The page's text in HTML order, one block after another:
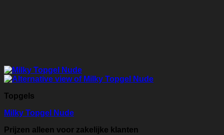
Topgels
Milky Topgel Nude
Prijzen alleen voor zakelijke klanten